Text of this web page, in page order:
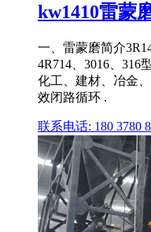
kw1410雷蒙
一、雷蒙磨简介
4R714、3016、316
化工、建材、冶金
效闭路循环 .
联系电话: 180 3780